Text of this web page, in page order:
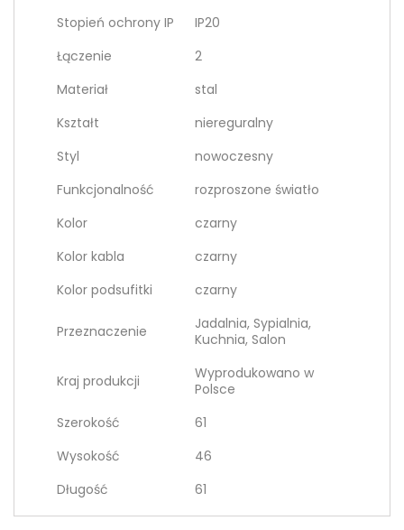
Stopień ochrony IP
IP20
Łączenie
2
Materiał
stal
Kształt
niereguralny
Styl
nowoczesny
Funkcjonalność
rozproszone światło
Kolor
czarny
Kolor kabla
czarny
Kolor podsufitki
czarny
Przeznaczenie
Jadalnia, Sypialnia,
Kuchnia, Salon
Kraj produkcji
Wyprodukowano w
Polsce
Szerokość
61
Wysokość
46
Długość
61